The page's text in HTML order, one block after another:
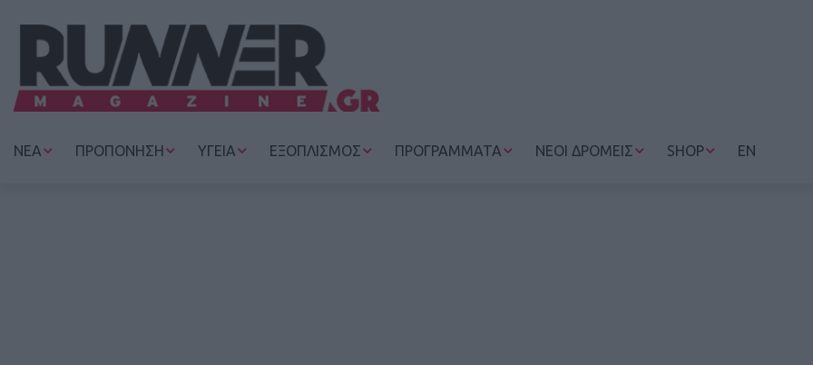
ΝΕΑ ΠΡΟΠΟΝΗΣΗ ΥΓΕΙΑ ΕΞΟΠΛΙΣΜΟΣ ΠΡΟΓΡΑΜΜΑΤΑ ΝΕΟΙ ΔΡΟΜΕΙΣ SHOP EN